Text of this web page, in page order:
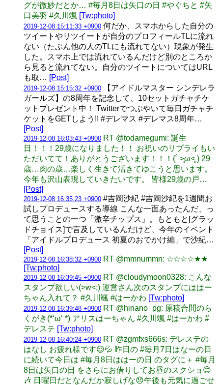
グが微妙だとか… #毎月8日は矢口の日 #やぐちと #矢
口美羽 #久川颯 [Tw:photo]
2019-12-08 15:11:33 +0900 何だか、スマホからした自分の
ツイートやリツイートが自分のプロフィールTLに流れ
ない（たぶん他の人のTLにも流れてない）現象が発生
した。スマホ上では流れているんだけど別のところか
ら見ると流れてない。自分のツイートについてはURL
も取… [Post]
2019-12-08 15:15:32 +0900 【アイドルマスター シンデレラ
ガールズ】の8周年を記念して、10セットガチャチケ
ットプレゼント中！ Twitterでつぶやいて毎日ガチャチ
ケットをGETしよう!! #デレマス #デレマス8周年…
[Post]
2019-12-08 16:03:43 +0900 RT @todamegumi: 誕生
日！！！29歳になりました！！ お祝いのリプライもい
ただいてて！ありがとうございます！！！(˚ ˃̣̣̥ω˂̣̣̥ ) 29
歳…肉の歳…楽しく生きて活きてゆこうと思います。
今年も沢山表現していきたいです。 皆様29歳の戸…
[Post]
2019-12-08 16:35:23 +0900 #吉岡沙紀 #吉岡沙紀を1週間お
試しプロデュースする導線 こんな一面あったんだ、っ
て思うことの一つ「激辛チップス」。もともと[グラッ
ドチョイス]で言及しているんだけど、今年のイベント
「アイドルプロデュース 初夏のおでかけ編」で沙紀…
[Post]
2019-12-08 16:38:32 +0900 RT @mmnummn: ☆☆☆☆★★
[Tw:photo]
2019-12-08 16:39:45 +0900 RT @cloudymoon0328: こんな
スタンプ欲しい(>w<;) 運営さん次のスタンプにははー
ちゃん入れて？ #久川颯 #はーかわ [Tw:photo]
2019-12-08 16:39:48 +0900 RT @hinano_pg: 原稿合間のら
くがき(*‘ω‘ *) アリスはーちゃん #久川颯 #はーかわ #
デレステ [Tw:photo]
2019-12-08 16:40:24 +0900 RT @zgmfxs666s: デレステの
はなし お疲れ様です😌💦 昨日の #毎月7日はなーの日
に続いて今日は #毎月8日ははーの日 のタグに＋ #毎月
8日は矢口の日 をさらにお借りしてお昼のスクショ😊
🎶 日曜日だとなんだか寂しげな😞午後も元気に過ごせ